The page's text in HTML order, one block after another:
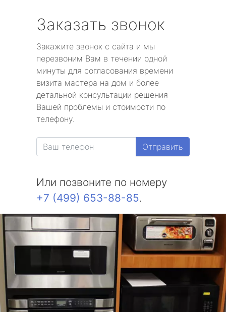
Заказать звонок
Закажите звонок с сайта и мы
перезвоним Вам в течении одной
минуты для согласования времени
визита мастера на дом и более
детальной консультации решения
Вашей проблемы и стоимости по
телефону.
Отправить
Или позвоните по номеру
+7 (499) 653-88-85.